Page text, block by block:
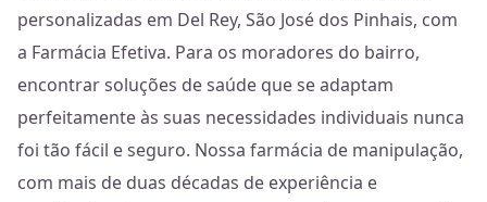
personalizadas em Del Rey, São José dos Pinhais, com
a Farmácia Efetiva. Para os moradores do bairro,
encontrar soluções de saúde que se adaptam
perfeitamente às suas necessidades individuais nunca
foi tão fácil e seguro. Nossa farmácia de manipulação,
com mais de duas décadas de experiência e